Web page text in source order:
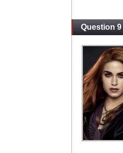
Question 9